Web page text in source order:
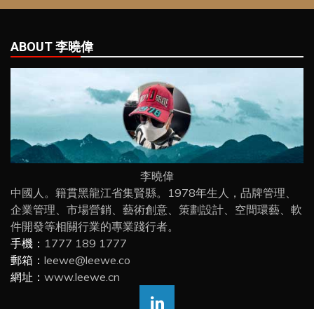
ABOUT 李曉偉
李曉偉
中國人。籍貫黑龍江省集賢縣。1978年生人，品牌管理、
企業管理、市場營銷、藝術創意、策劃設計、空間環藝、軟
件開發等相關行業的專業踐行者。
手機： 1777 189 1777
郵箱： leewe@leewe.co
網址： www.leewe.cn